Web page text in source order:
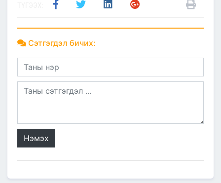
Сэтгэгдэл бичих:
Нэмэх